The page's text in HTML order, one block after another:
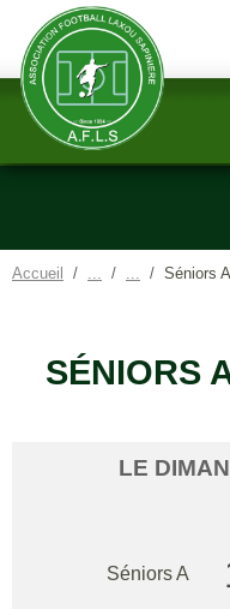
Accueil Séniors
SÉNIORS
LE
Séniors A
Panneau de gestion des